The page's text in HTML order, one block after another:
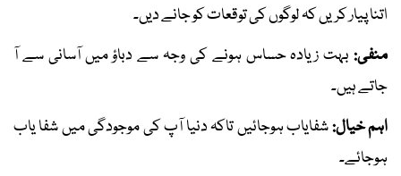
اتنا پیار کریں کہ لوگوں کی توقعات کو جانے دیں۔
منفی: بہت زیادہ حساس ہونے کی وجہ سے دباؤ میں آسانی سے آ
جاتے ہیں۔
اہم خیال:شفایاب ہوجائیں تاکہ دنیا آپ کی موجودگی میں شفا یاب
ہوجائے۔